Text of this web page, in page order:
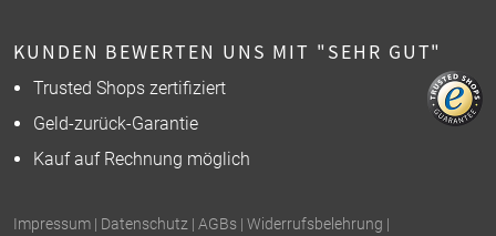
KUNDEN BEWERTEN UNS MIT "SEHR GUT"
Trusted Shops zertifiziert
Geld-zurück-Garantie
Kauf auf Rechnung möglich
Impressum | Datenschutz | AGBs | Widerrufsbelehrung |